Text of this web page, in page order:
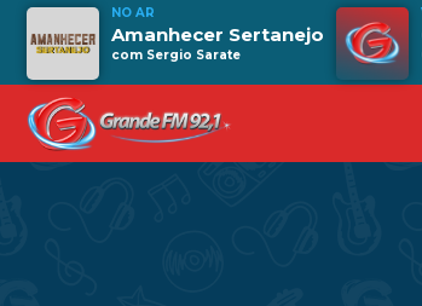
NO AR
Amanhecer Sertanejo
com Sergio Sarate